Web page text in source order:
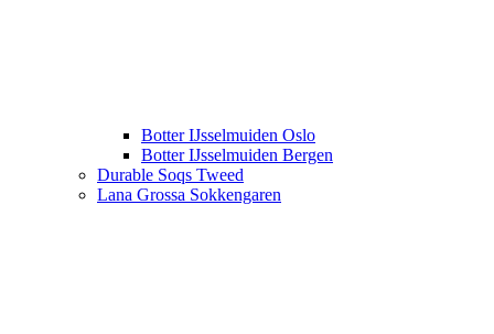
Botter IJsselmuiden Oslo
Botter IJsselmuiden Bergen
Durable Soqs Tweed
Lana Grossa Sokkengaren